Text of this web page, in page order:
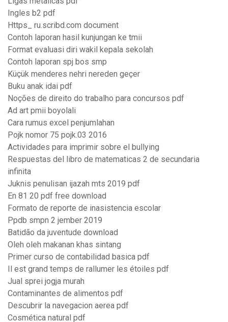
Ingles b2 pdf
Https_ ru.scribd.com document
Contoh laporan hasil kunjungan ke tmii
Format evaluasi diri wakil kepala sekolah
Contoh laporan spj bos smp
Küçük menderes nehri nereden geçer
Buku anak idai pdf
Noções de direito do trabalho para concursos pdf
Ad art pmii boyolali
Cara rumus excel penjumlahan
Pojk nomor 75 pojk.03 2016
Actividades para imprimir sobre el bullying
Respuestas del libro de matematicas 2 de secundaria
infinita
Juknis penulisan ijazah mts 2019 pdf
En 81 20 pdf free download
Formato de reporte de inasistencia escolar
Ppdb smpn 2 jember 2019
Batidão da juventude download
Oleh oleh makanan khas sintang
Primer curso de contabilidad basica pdf
Il est grand temps de rallumer les étoiles pdf
Jual sprei jogja murah
Contaminantes de alimentos pdf
Descubrir la navegacion aerea pdf
Cosmética natural pdf